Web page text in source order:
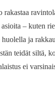
rakastaa
– kuten
huolella ja
teidät siltä,
ei